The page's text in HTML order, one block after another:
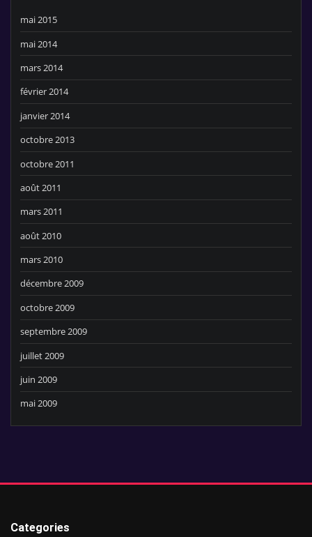
mai 2015
mai 2014
mars 2014
février 2014
janvier 2014
octobre 2013
octobre 2011
août 2011
mars 2011
août 2010
mars 2010
décembre 2009
octobre 2009
septembre 2009
juillet 2009
juin 2009
mai 2009
Categories